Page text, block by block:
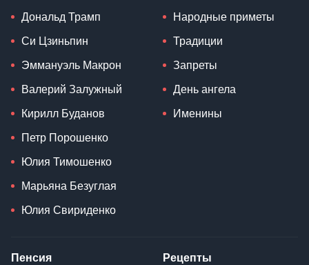
Дональд Трамп
Си Цзиньпин
Эммануэль Макрон
Валерий Залужный
Кирилл Буданов
Петр Порошенко
Юлия Тимошенко
Марьяна Безуглая
Юлия Свириденко
Народные приметы
Традиции
Запреты
День ангела
Именины
Пенсия Рецепты